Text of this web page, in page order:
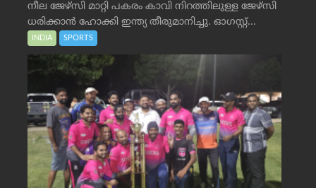
നീല ജേഴ്‌സി മാറ്റി പകരം കാവി നിറത്തിലുള്ള ജേഴ്‌സി
ധരിക്കാൻ ഹോക്കി ഇന്ത്യ തീരുമാനിച്ചു. ഓഗസ്റ്റ്...
INDIA SPORTS